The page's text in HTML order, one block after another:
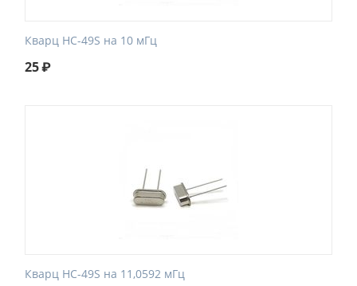
Кварц HC-49S на 10 мГц
25₽
Кварц HC-49S на 11,0592 мГц